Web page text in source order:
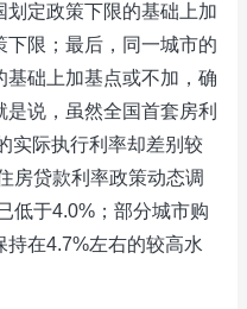
定政策下限的基础上加
限；最后，同一城市的
础上加基点或不加，确
说，虽然全国首套房利
实际执行利率却差别较
房贷款利率政策动态调
低于4.0%；部分城市购
持在4.7%左右的较高水